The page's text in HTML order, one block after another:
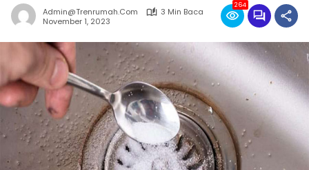
Admin@trenrumah.com
3 Min Baca
November 1, 2023
264